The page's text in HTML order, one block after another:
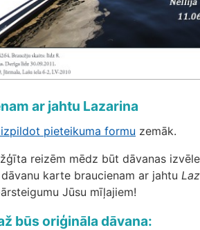
ar jahtu Lazarina
pieteikuma formu zemāk.
reizēm mēdz būt dāvanas
karte braucienam ar jahtu
Jūsu mīļajiem!
būs oriģināla dāvana: